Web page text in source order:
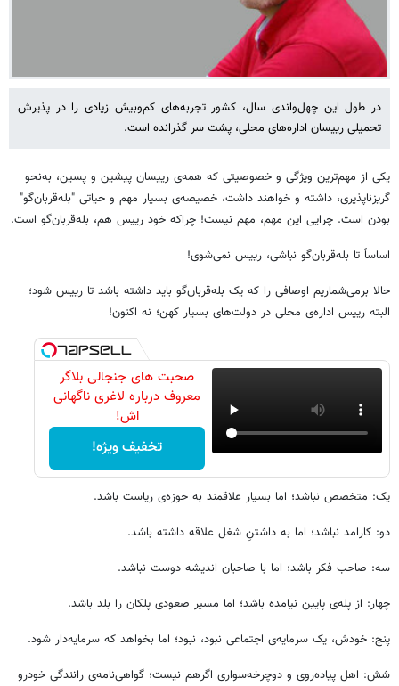
در طول این چهل‌واندی سال، کشور تجربه‌های کم‌وبیش زیادی را در پذیرش
تحمیلی رییسان اداره‌های محلی، پشت سر گذرانده است.
یکی از مهم‌ترین ویژگی و خصوصیتی که همه‌ی رییسان پیشین و پسین، به‌نحو
گریزناپذیری، داشته و خواهند داشت، خصیصه‌ی بسیار مهم و حیاتی "بله‌قربان‌گو"
بودن است. چرایی این مهم، مهم نیست! چراکه خود رییس هم، بله‌قربان‌گو است.
اساساً تا بله‌قربان‌گو نباشی، رییس نمی‌شوی!
حالا برمی‌شماریم اوصافی را که یک بله‌قربان‌گو باید داشته باشد تا رییس شود؛
البته رییس اداره‌ی محلی در دولت‌های بسیار کهن؛ نه اکنون!
صحبت های جنجالی بلاگر
معروف درباره لاغری ناگهانی
اش!
تخفیف ویژه!
یک: متخصص نباشد؛ اما بسیار علاقمند به حوزه‌ی ریاست باشد.
دو: کارامد نباشد؛ اما به داشتنِ شغل علاقه داشته باشد.
سه: صاحب فکر باشد؛ اما با صاحبان اندیشه دوست نباشد.
چهار: از پله‌ی پایین نیامده باشد؛ اما مسیر صعودی پلکان را بلد باشد.
پنج: خودش، یک سرمایه‌ی اجتماعی نبود، نبود؛ اما بخواهد که سرمایه‌دار شود.
شش: اهل پیاده‌روی و دوچرخه‌سواری اگرهم نیست؛ گواهی‌نامه‌ی رانندگی خودرو